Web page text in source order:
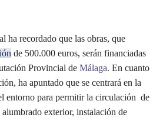
ha recordado que las obras, que
de 500.000 euros, serán financiadas
Provincial de Málaga. En cuanto
ha apuntado que se centrará en la
entorno para permitir la circulación de
exterior, instalación de